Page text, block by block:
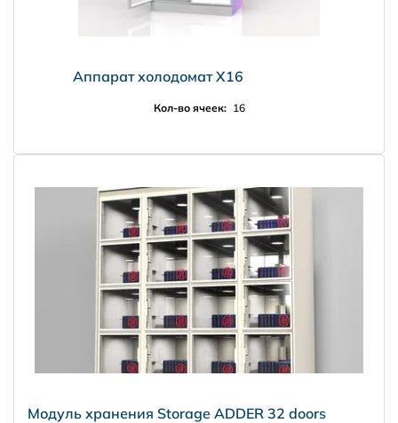
Доставка за рубеж
PRISMA
Аппарат холодомат Х16
Кол-во ячеек: 16
Модуль хранения Storage ADDER 32 doors